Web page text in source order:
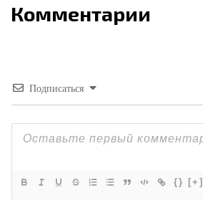
Комментарии
Подписаться
{} [+]